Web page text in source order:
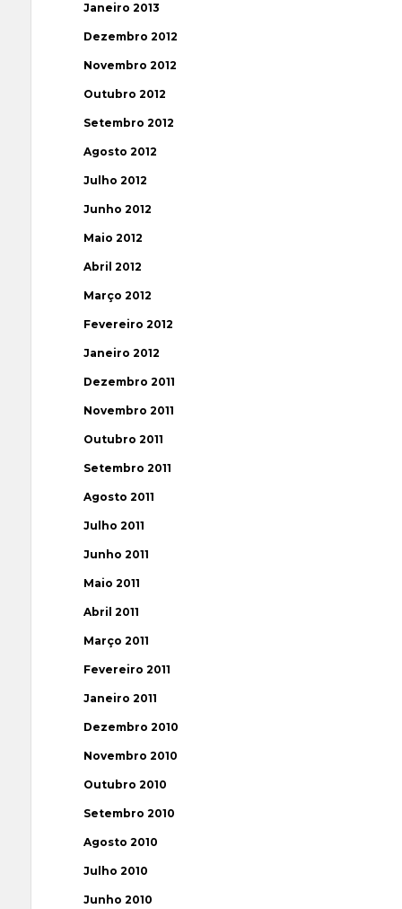
Janeiro 2013
Dezembro 2012
Novembro 2012
Outubro 2012
Setembro 2012
Agosto 2012
Julho 2012
Junho 2012
Maio 2012
Abril 2012
Março 2012
Fevereiro 2012
Janeiro 2012
Dezembro 2011
Novembro 2011
Outubro 2011
Setembro 2011
Agosto 2011
Julho 2011
Junho 2011
Maio 2011
Abril 2011
Março 2011
Fevereiro 2011
Janeiro 2011
Dezembro 2010
Novembro 2010
Outubro 2010
Setembro 2010
Agosto 2010
Julho 2010
Junho 2010